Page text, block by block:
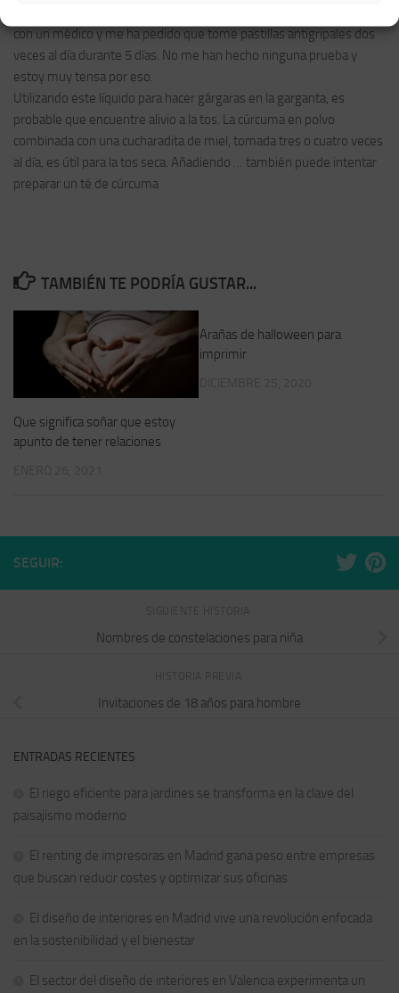
con un médico y me ha pedido que tome pastillas antigripales dos
veces al día durante 5 días. No me han hecho ninguna prueba y
estoy muy tensa por eso.
Utilizando este líquido para hacer gárgaras en la garganta, es
probable que encuentre alivio a la tos. La cúrcuma en polvo
combinada con una cucharadita de miel, tomada tres o cuatro veces
al día, es útil para la tos seca. Añadiendo … también puede intentar
preparar un té de cúrcuma
TAMBIÉN TE PODRÍA GUSTAR...
Que significa soñar que estoy
apunto de tener relaciones
Arañas de halloween para
imprimir
SEGUIR:
Nombres de constelaciones para niña
Invitaciones de 18 años para hombre
ENTRADAS RECIENTES
El riego eficiente para jardines se transforma en la clave del
paisajismo moderno
El renting de impresoras en Madrid gana peso entre empresas
que buscan reducir costes y optimizar sus oficinas
El diseño de interiores en Madrid vive una revolución enfocada
en la sostenibilidad y el bienestar
El sector del diseño de interiores en Valencia experimenta un